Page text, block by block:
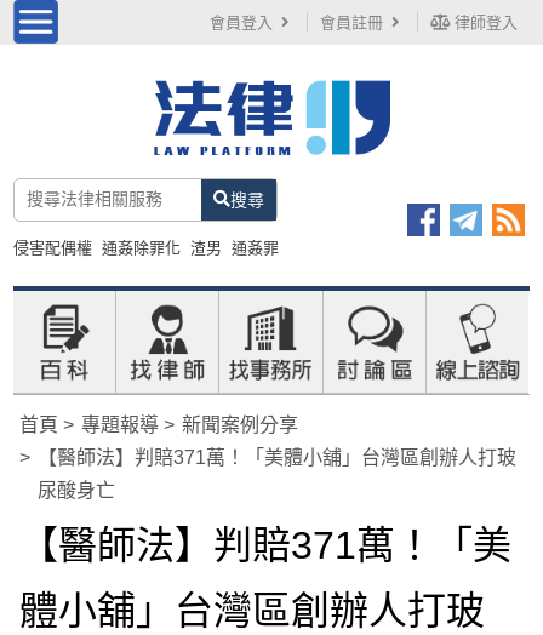
會員登入 會員註冊 律師登入
搜尋
侵害配偶權 通姦除罪化 渣男 通姦罪
首頁 專題報導
新聞案例分享
【醫師法】判賠371萬！「美體小舖」台灣區創辦人打玻
尿酸身亡
【醫師法】判賠371萬！「美
體小舖」台灣區創辦人打玻